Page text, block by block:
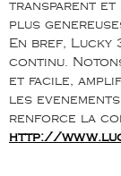
transparent et
plus
En bref, Lucky
continu.
et facile,
les
renforce la
http://